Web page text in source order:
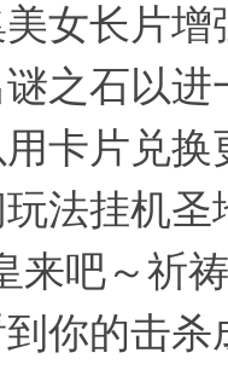
女长片增
之石以
卡片兑
法挂机圣
来吧～祈
你的击